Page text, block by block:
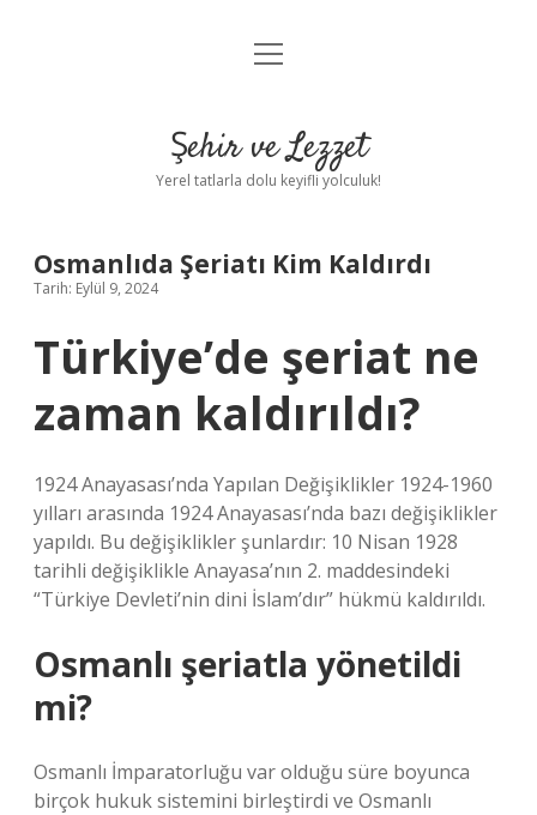
Anasayfa
Yasal Uyarı
menüyü
Şehir ve Lezzet
Yerel tatlarla dolu keyifli yolculuk!
Osmanlıda Şeriatı Kim Kaldırdı
Tarih: Eylül 9, 2024
Türkiye’de şeriat ne
zaman kaldırıldı?
1924 Anayasası’nda Yapılan Değişiklikler 1924-1960
yılları arasında 1924 Anayasası’nda bazı değişiklikler
yapıldı. Bu değişiklikler şunlardır: 10 Nisan 1928
tarihli değişiklikle Anayasa’nın 2. maddesindeki
“Türkiye Devleti’nin dini İslam’dır” hükmü kaldırıldı.
Osmanlı şeriatla yönetildi
mi?
Osmanlı İmparatorluğu var olduğu süre boyunca
birçok hukuk sistemini birleştirdi ve Osmanlı